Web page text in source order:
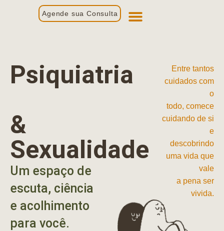
Agende sua Consulta
Psiquiatria
&
Sexualidade
Um espaço de
escuta, ciência
e acolhimento
para você.
Entre tantos
cuidados com
o
todo, comece
cuidando de si
e
descobrindo
uma vida que
vale
a pena ser
vivida.